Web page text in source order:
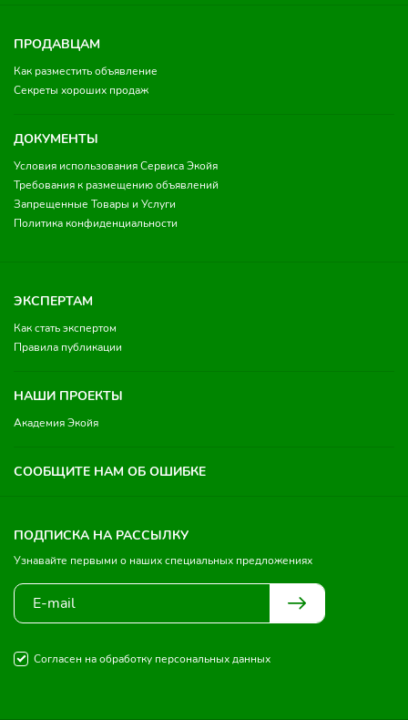
ПРОДАВЦАМ
Как разместить объявление
Секреты хороших продаж
ДОКУМЕНТЫ
Условия использования Сервиса Экойя
Требования к размещению объявлений
Запрещенные Товары и Услуги
Политика конфиденциальности
ЭКСПЕРТАМ
Как стать экспертом
Правила публикации
НАШИ ПРОЕКТЫ
Академия Экойя
СООБЩИТЕ НАМ ОБ ОШИБКЕ
ПОДПИСКА НА РАССЫЛКУ
Узнавайте первыми о наших специальных предложениях
Согласен на обработку персональных данных